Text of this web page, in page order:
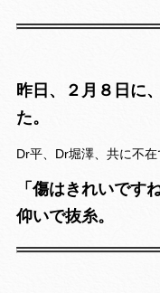
昨日、２月８日に
た。
Dr平、Dr堀澤、共に不
「傷はきれいです
仰いで抜糸。